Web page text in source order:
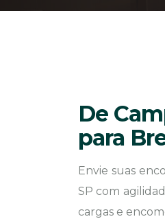
De
para
Envie suas
SP com
cargas e